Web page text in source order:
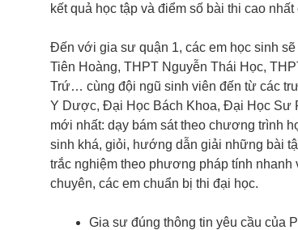
kết quả học tập và điểm số bài thi cao nhất
Đến với gia sư quận 1, các em học sinh
Tiên Hoàng, THPT Nguyễn Thái Học,
Trứ… cùng đội ngũ sinh viên đến từ các
Y Dược, Đại Học Bách Khoa, Đại Học
mới nhất: dạy bám sát theo chương trình
sinh khá, giỏi, hướng dẫn giải những bài
trắc nghiệm theo phương pháp tính
chuyên, các em chuẩn bị thi đại học.
Gia sư đúng thông tin yêu cầu của